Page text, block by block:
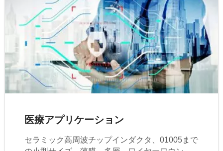
医療アプリケーション
セラミック高周波チップインダクタ、01005まで